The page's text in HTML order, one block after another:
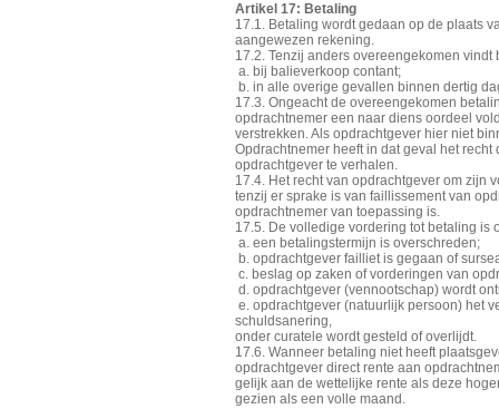
Artikel 17: Betaling
17.1. Betaling wordt gedaan op de plaats
aangewezen rekening.
17.2. Tenzij anders overeengekomen vindt
a. bij balieverkoop contant;
b. in alle overige gevallen binnen dertig
17.3. Ongeacht de overeengekomen
opdrachtnemer een naar diens oordeel
verstrekken. Als opdrachtgever hier niet
Opdrachtnemer heeft in dat geval het
opdrachtgever te verhalen.
17.4. Het recht van opdrachtgever om zijn
tenzij er sprake is van faillissement van
opdrachtnemer van toepassing is.
17.5. De volledige vordering tot betaling is
a. een betalingstermijn is overschreden;
b. opdrachtgever failliet is gegaan of
c. beslag op zaken of vorderingen van
d. opdrachtgever (vennootschap) wordt
e. opdrachtgever (natuurlijk persoon) het
schuldsanering,
onder curatele wordt gesteld of overlijdt.
17.6. Wanneer betaling niet heeft
opdrachtgever direct rente aan
gelijk aan de wettelijke rente als deze
gezien als een volle maand.